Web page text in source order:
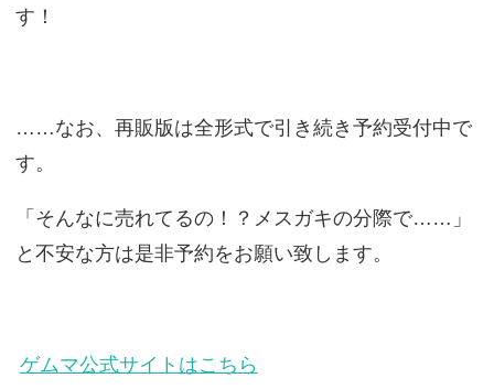
す！
……なお、再販版は全形式で引き続き予約受付中で
す。
「そんなに売れてるの！？メスガキの分際で……」
と不安な方は是非予約をお願い致します。
ゲムマ公式サイトはこちら